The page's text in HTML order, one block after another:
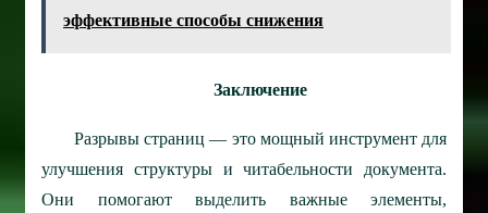
эффективные способы снижения
Заключение
Разрывы страниц — это мощный инструмент для
улучшения структуры и читабельности документа.
Они помогают выделить важные элементы,